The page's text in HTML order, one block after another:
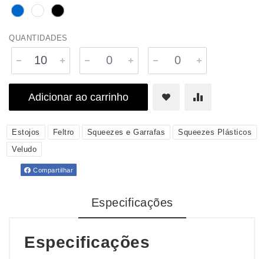
QUANTIDADES
Adicionar ao carrinho
Estojos Feltro Squeezes e Garrafas
Squeezes Plásticos
Veludo
Compartilhar
Especificações
Especificações